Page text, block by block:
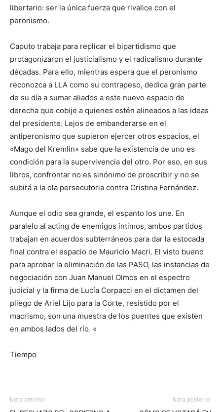
libertario: ser la única fuerza que rivalice con el
peronismo.
Caputo trabaja para replicar el bipartidismo que
protagonizaron el justicialismo y el radicalismo durante
décadas. Para ello, mientras espera que el peronismo
reconozca a LLA como su contrapeso, dedica gran parte
de su día a sumar aliados a este nuevo espacio de
derecha que cobije a quienes estén alineados a las ideas
del presidente. Lejos de embanderarse en el
antiperonismo que supieron ejercer otros espacios, el
«Mago del Kremlin» sabe que la existencia de uno es
condición para la supervivencia del otro. Por eso, en sus
libros, confrontar no es sinónimo de proscribir y no se
subirá a la ola persecutoria contra Cristina Fernández.
Aunque el odio sea grande, el espanto los une. En
paralelo al acting de enemigos íntimos, ambos partidos
trabajan en acuerdos subterráneos para dar la estocada
final contra el espacio de Mauricio Macri. El visto bueno
para aprobar la eliminación de las PASO, las instancias de
negociación con Juan Manuel Olmos en el espectro
judicial y la firma de Lucía Corpacci en el dictamen del
pliego de Ariel Lijo para la Corte, resistido por el
macrismo, son una muestra de los puentes que existen
en ambos lados del río. «
Tiempo
Nota anterior Nota posterior